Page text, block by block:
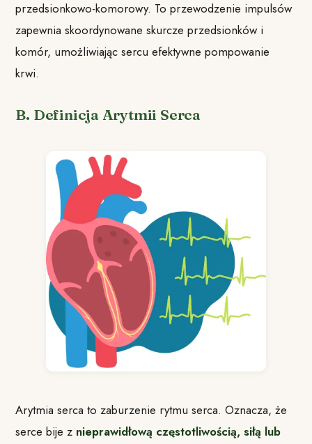
przedsionkowo-komorowy. To przewodzenie impulsów
zapewnia skoordynowane skurcze przedsionków i
komór, umożliwiając sercu efektywne pompowanie
krwi.
B. Definicja Arytmii Serca
Arytmia serca to zaburzenie rytmu serca. Oznacza, że
serce bije z nieprawidłową częstotliwością, siłą lub